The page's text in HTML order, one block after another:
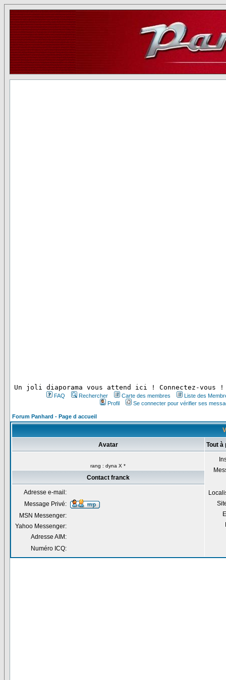
Un joli diaporama vous attend ici ! Connectez-vous !
FAQ Rechercher Carte des membres
Liste des
Profil
Se connecter pour vérifier ses
Forum Panhard - Page d accueil
Avatar Tout à
rang : dyna X *
Contact franck
Adresse e-mail:
Message Privé:
MSN Messenger:
Yahoo Messenger:
Adresse AIM:
Numéro ICQ: